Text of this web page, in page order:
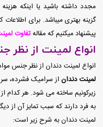
مجدد داشته باشید یا اینکه
گزینه بهتری میباشد. برای
پیشنهاد میکنیم که مقالهتفاوت
انواع لمینت از نظر
انواع لمینت دندان از نظر جنس
لمینت دندان از سرامیک فشرده،
زیرکونیم ساخته می شود. هر کدام
به فرد دارند که سبب تمایز آن
لمینت دندان به شرح زیر است: